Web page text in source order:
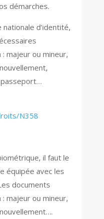
démarches.
d’identité,
majeur ou mineur,
passeport…
N358
il faut le
équipée avec les
documents
majeur ou mineur,